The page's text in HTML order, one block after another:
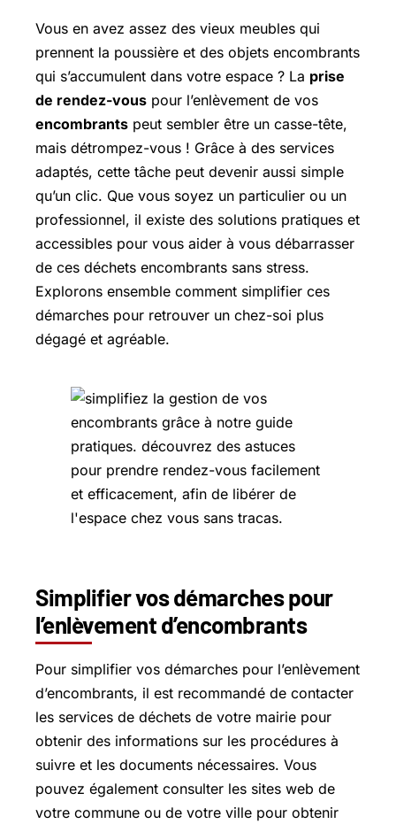
Vous en avez assez des vieux meubles qui
prennent la poussière et des objets encombrants
qui s’accumulent dans votre espace ? La prise
de rendez-vous pour l’enlèvement de vos
encombrants peut sembler être un casse-tête,
mais détrompez-vous ! Grâce à des services
adaptés, cette tâche peut devenir aussi simple
qu’un clic. Que vous soyez un particulier ou un
professionnel, il existe des solutions pratiques et
accessibles pour vous aider à vous débarrasser
de ces déchets encombrants sans stress.
Explorons ensemble comment simplifier ces
démarches pour retrouver un chez-soi plus
dégagé et agréable.
Simplifier vos démarches pour
l’enlèvement d’encombrants
Pour simplifier vos démarches pour l’enlèvement
d’encombrants, il est recommandé de contacter
les services de déchets de votre mairie pour
obtenir des informations sur les procédures à
suivre et les documents nécessaires. Vous
pouvez également consulter les sites web de
votre commune ou de votre ville pour obtenir